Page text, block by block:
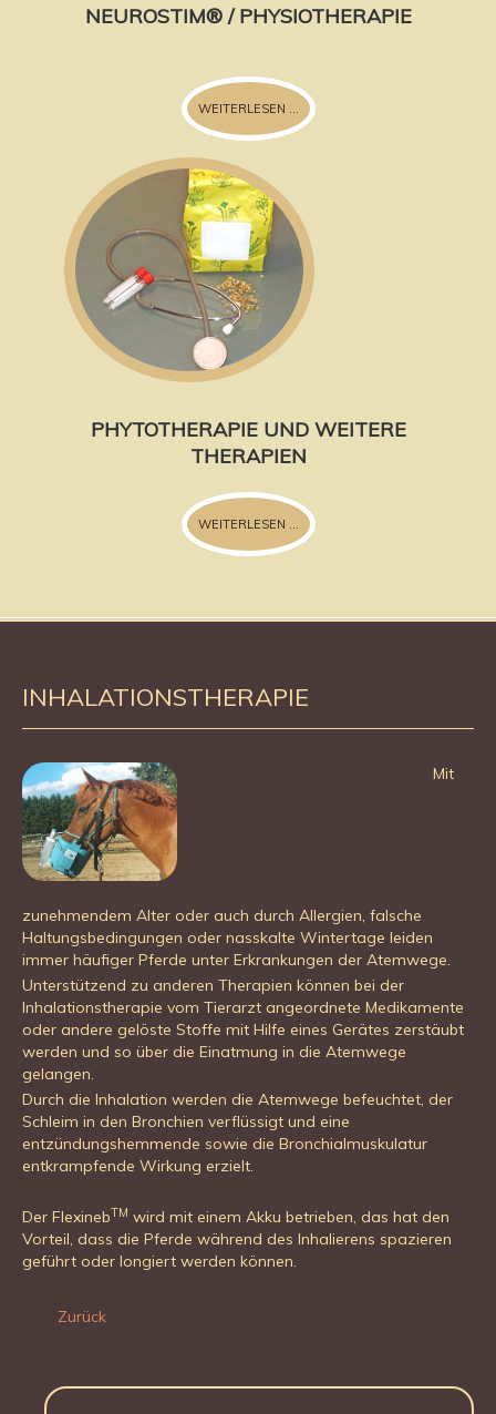
NEUROSTIM® / PHYSIOTHERAPIE
WEITERLESEN ...
PHYTOTHERAPIE UND WEITERE
THERAPIEN
WEITERLESEN ...
INHALATIONSTHERAPIE
Mit
zunehmendem Alter oder auch durch Allergien, falsche
Haltungsbedingungen oder nasskalte Wintertage leiden
immer häufiger Pferde unter Erkrankungen der Atemwege.
Unterstützend zu anderen Therapien können bei der
Inhalationstherapie vom Tierarzt angeordnete Medikamente
oder andere gelöste Stoffe mit Hilfe eines Gerätes zerstäubt
werden und so über die Einatmung in die Atemwege
gelangen.
Durch die Inhalation werden die Atemwege befeuchtet, der
Schleim in den Bronchien verflüssigt und eine
entzündungshemmende sowie die Bronchialmuskulatur
entkrampfende Wirkung erzielt.
Der FlexinebTM wird mit einem Akku betrieben, das hat den
Vorteil, dass die Pferde während des Inhalierens spazieren
geführt oder longiert werden können.
Zurück